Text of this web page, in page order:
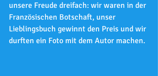
unsere Freude dreifach: wir waren in der
Französischen Botschaft, unser
Lieblingsbuch gewinnt den Preis und wir
durften ein Foto mit dem Autor machen.